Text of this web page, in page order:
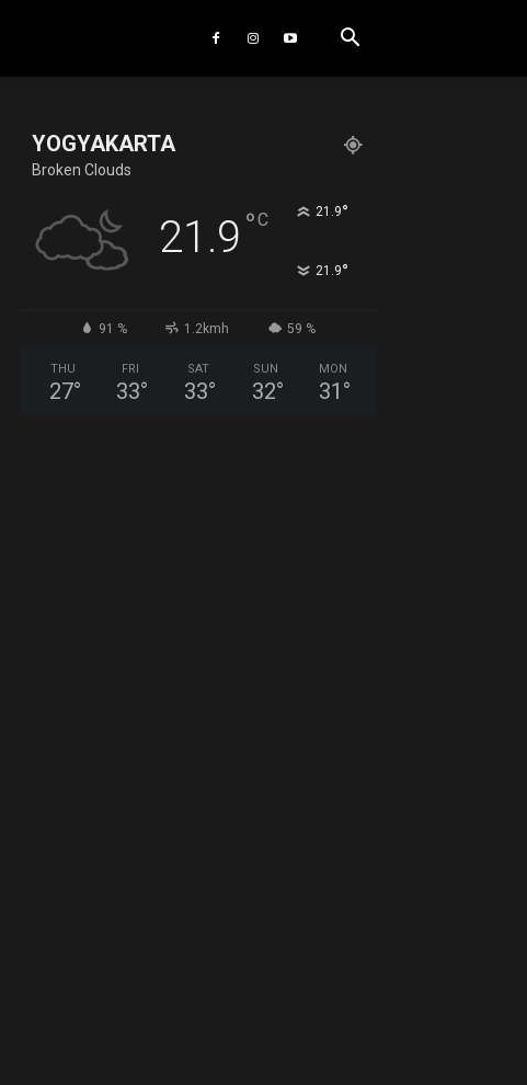
YOGYAKARTA
Broken Clouds
21.9 °C 21.9°
21.9°
91 % 1.2kmh 59 %
THU
27°
FRI
33°
SAT
33°
SUN
32°
MON
31 °